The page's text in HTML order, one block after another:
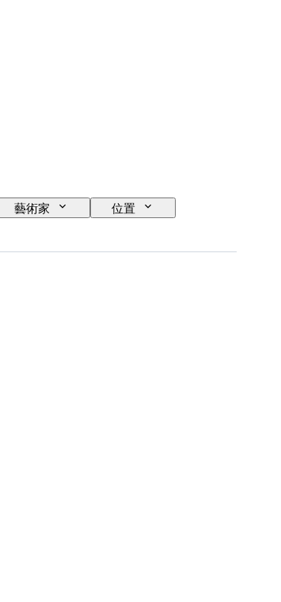
藝術家
位置